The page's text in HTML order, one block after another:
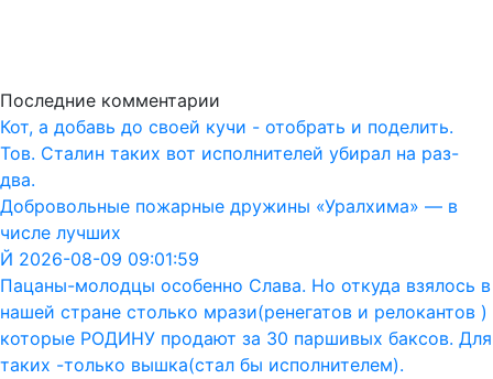
Последние комментарии
Кот, а добавь до своей кучи - отобрать и поделить.
Тов. Сталин таких вот исполнителей убирал на раз-
два.
Добровольные пожарные дружины «Уралхима» — в
числе лучших
Й 2026-08-09 09:01:59
Пацаны-молодцы особенно Слава. Но откуда взялось в
нашей стране столько мрази(ренегатов и релокантов )
которые РОДИНУ продают за 30 паршивых баксов. Для
таких -только вышка(стал бы исполнителем).